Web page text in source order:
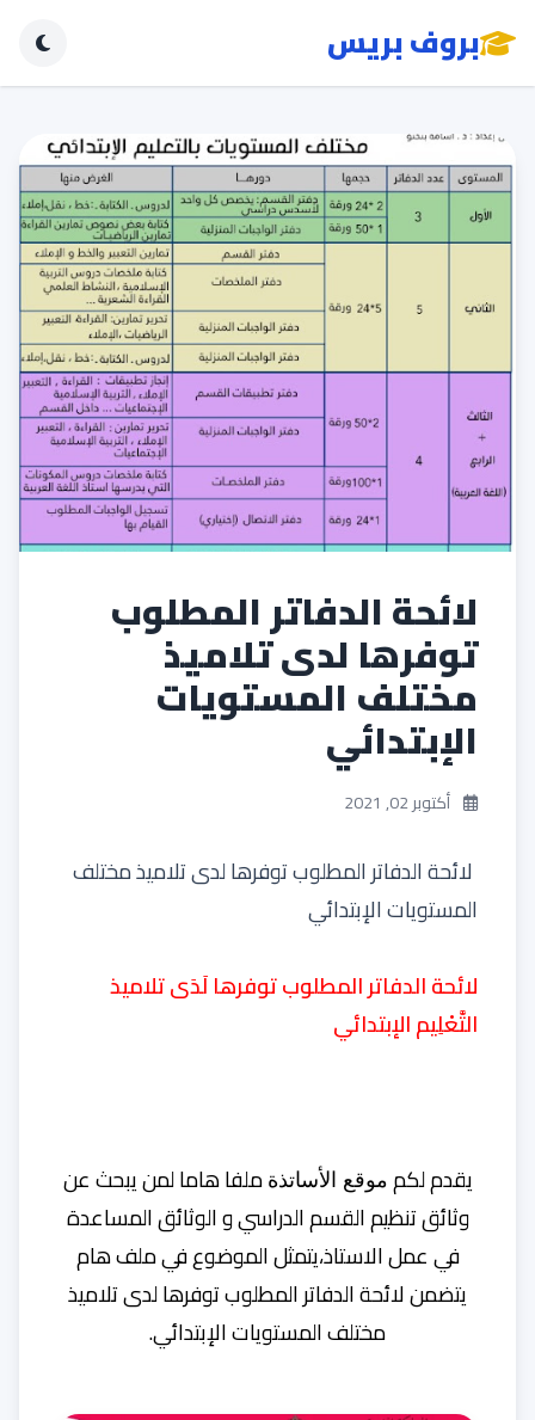
بروف بريس
لائحة الدفاتر المطلوب
توفرها لدى تلاميذ
مختلف المستويات
الإبتدائي
أكتوبر 02, 2021
لائحة الدفاتر المطلوب توفرها لدى تلاميذ مختلف
المستويات الإبتدائي
لائحة الدفاتر المطلوب توفرها لَدَى تلاميذ
التَّعْلِيم الإبتدائي
يقدم لكمموقع الأساتذةملفا هاما لمن يبحث عن
وثائق تنظيم القسم الدراسي و الوثائق المساعدة
في عمل الاستاذ،يتمثل الموضوع في ملف هام
يتضمنلائحة الدفاتر المطلوب توفرها لدى تلاميذ
مختلف المستويات الإبتدائي.